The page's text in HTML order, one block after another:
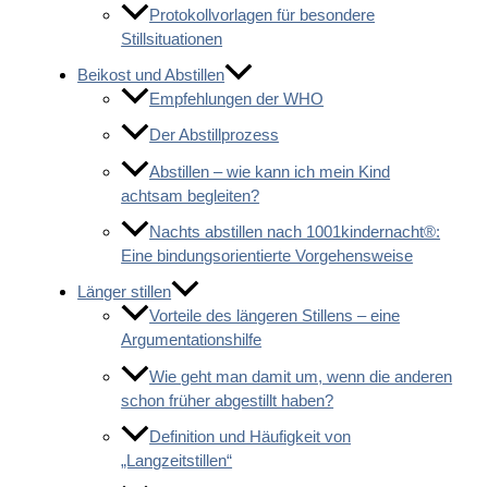
Protokollvorlagen für besondere
Stillsituationen
Beikost und Abstillen
Empfehlungen der WHO
Der Abstillprozess
Abstillen – wie kann ich mein Kind
achtsam begleiten?
Nachts abstillen nach 1001kindernacht®:
Eine bindungsorientierte Vorgehensweise
Länger stillen
Vorteile des längeren Stillens – eine
Argumentationshilfe
Wie geht man damit um, wenn die anderen
schon früher abgestillt haben?
Definition und Häufigkeit von
„Langzeitstillen“